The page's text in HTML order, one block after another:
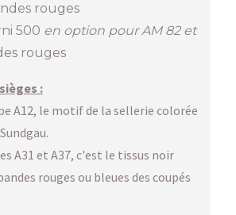
rouges
500 en option pour AM 82 et
rouges
:
A12, le motif de la sellerie colorée
A31 et A37, c'est le tissus noir
rouges ou bleues des coupés